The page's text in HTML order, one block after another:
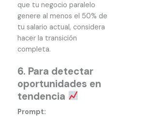
que tu negocio paralelo
genere al menos el 50% de
tu salario actual, considera
hacer la transición
completa.
6. Para detectar
oportunidades en
tendencia
Prompt: